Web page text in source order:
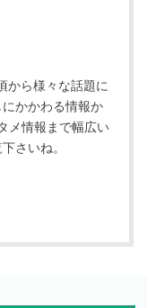
から様々な話題に
かかわる情報か
メ情報まで幅広い
さいね。